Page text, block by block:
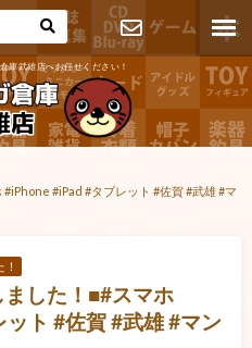
庫武雄店へお任せください！
お問い合わ
せ
#iPad #タブレット #佐賀 #武雄 #マ
した！■#スマホ
ト #佐賀 #武雄 #マン